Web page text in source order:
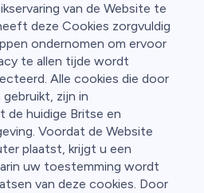
van de Website te
deze Cookies zorgvuldig
ondernomen om ervoor
te allen tijde wordt
Alle cookies die door
zijn in
de huidige Britse en
Voordat de Website
plaatst, krijgt u een
uw toestemming wordt
van deze cookies. Door